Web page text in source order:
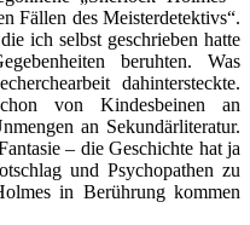
Fällen des Meisterdetektivs“.
ich selbst geschrieben hatte
beruhten. Was
dahintersteckte.
von Kindesbeinen an
an Sekundärliteratur.
– die Geschichte hat ja
und Psychopathen zu
in Berührung kommen